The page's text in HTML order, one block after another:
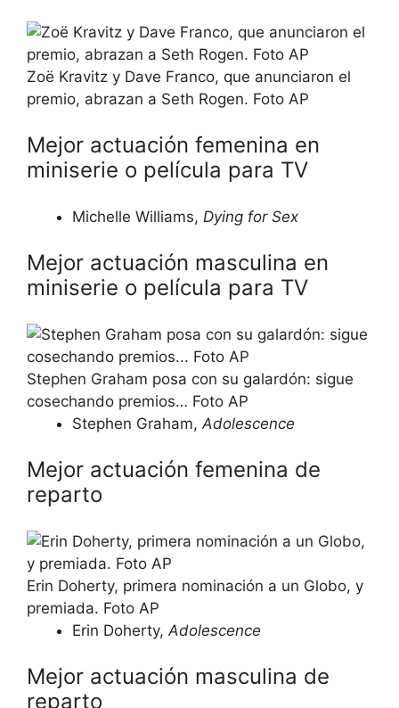
Zoë Kravitz y Dave Franco, que anunciaron el
premio, abrazan a Seth Rogen. Foto AP
Mejor actuación femenina en
miniserie o película para TV
Michelle Williams, Dying for Sex
Mejor actuación masculina en
miniserie o película para TV
Stephen Graham posa con su galardón: sigue
cosechando premios… Foto AP
Stephen Graham, Adolescence
Mejor actuación femenina de
reparto
Erin Doherty, primera nominación a un Globo, y
premiada. Foto AP
Erin Doherty, Adolescence
Mejor actuación masculina de
reparto